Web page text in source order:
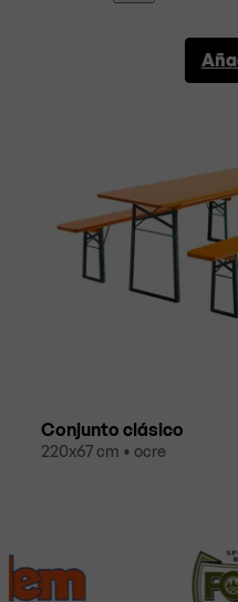
Conjunto clásico
220x67 cm • ocre